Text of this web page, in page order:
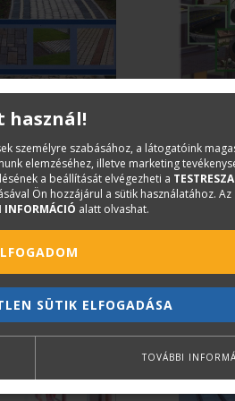
Ft
Munka-,
3 600 Ft
használ!
személyre szabásához, a látogatóink
elemzéséhez, illetve marketing
a beállítását elvégezheti a
Ön hozzájárul a sütik használatához. Az
INFORMÁCIÓ alatt olvashat.
SÜTIK ELFOGADÁSA
TOVÁBBI